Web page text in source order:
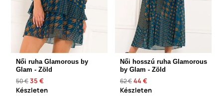
Női ruha Glamorous by
Glam - Zöld
50 €35 €
Készleten
Női hosszú ruha Glamorous
by Glam - Zöld
62 €44 €
Készleten